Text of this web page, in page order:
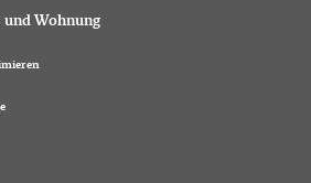
Wohnung